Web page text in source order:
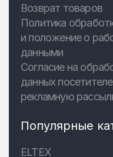
Возврат товаров
Политика
и положение о
данными
Согласие на
данных
рекламную
Популярные
ELTEX